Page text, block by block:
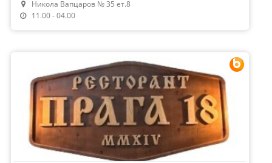
Направи Резервация
Никола Вапцаров № 35 ет.8
11.00 - 04.00